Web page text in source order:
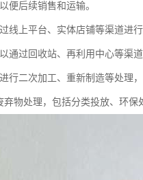
便后续销售和运输。
线上平台、实体店铺等渠道进行
通过回收站、再利用中心等渠道
二次加工、重新制造等处理，
物处理，包括分类投放、环保